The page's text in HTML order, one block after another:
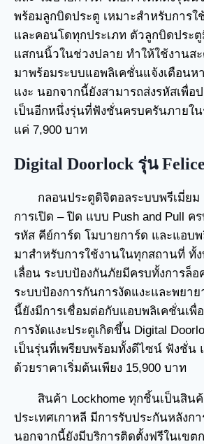
พร้อมลูกบิดประตู เหมาะสำหรับการ
และคอนโดทุกประเภท ตัวลูกบิดประ
แสกนนิ้วในช่วงปลาย ทำให้ใช้งานส
มาพร้อมระบบแอพลิเคชั่นแจ้งเตือนห
แงะ นอกจากนี้ยังสามารถส่งรหัสเพื่อ
เป็นอีกหนึ่งรุ่นที่ฟังชั่นครบครันภายใน
แค่ 7,900 บาท
Digital Doorlock รุ่น Felice
กลอนประตูดิจิตอลระบบพรีเมี่ย
การเปิด – ปิด แบบ Push and Pull ค
รหัส คีย์การ์ด โมบายการ์ด และแอบ
มาสำหรับการใช้งานในทุกสถานที่ ทั้
เลื่อน ระบบป้องกันภัยมีครบทั้งการล็
ระบบป้องการกันการงัดแงะและพยา
นี้ยังมีการเชื่อมต่อกับแอบพลิเคชั่นเพื่
การงัดแงะประตูเกิดขึ้น Digital
เป็นรุ่นที่เพรียบพร้อมทั้งดีไซน์ ฟังชั่น
ด้วยราคาเริ่มต้นเพียง 15,900 บาท
สินค้า Lockhome ทุกชิ้นเป็นสิน
ประเทศเกาหลี มีการรับประกันหลังก
นอกจากนี้ยังมีบริการติดตั้งฟรีในเขต